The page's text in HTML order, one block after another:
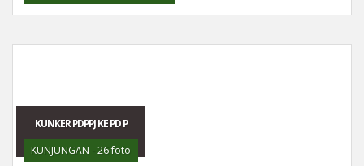
KUNKER PDPPJ KE PD P
KUNJUNGAN - 26 foto